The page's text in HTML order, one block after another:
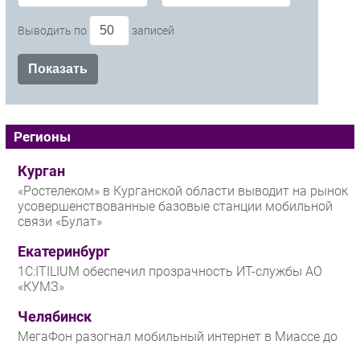
Выводить по записей
Регионы
Курган
«Ростелеком» в Курганской области выводит на рынок
усовершенствованные базовые станции мобильной
связи «Булат»
Екатеринбург
1С:ITILIUM обеспечил прозрачность ИТ-службы АО
«КУМЗ»
Челябинск
МегаФон разогнал мобильный интернет в Миассе до